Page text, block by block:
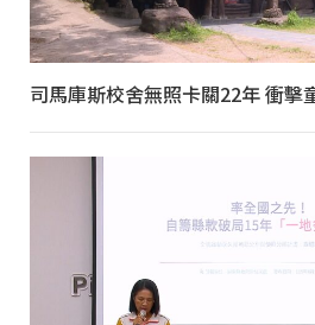
司馬庫斯校舍無照卡關22年 衝擊